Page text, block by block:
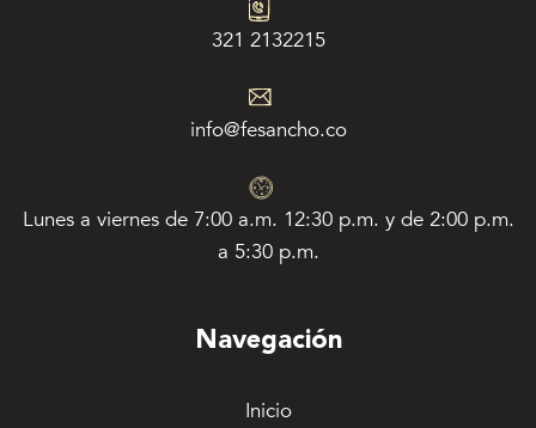
321 2132215
info@fesancho.co
Lunes a viernes de 7:00 a.m. 12:30 p.m. y de 2:00 p.m.
a 5:30 p.m.
Navegación
Inicio